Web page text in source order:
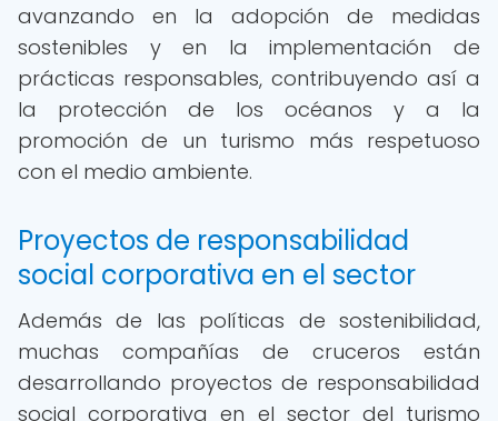
avanzando en la adopción de medidas
sostenibles y en la implementación de
prácticas responsables, contribuyendo así a
la protección de los océanos y a la
promoción de un turismo más respetuoso
con el medio ambiente.
Proyectos de responsabilidad
social corporativa en el sector
Además de las políticas de sostenibilidad,
muchas compañías de cruceros están
desarrollando proyectos de responsabilidad
social corporativa en el sector del turismo